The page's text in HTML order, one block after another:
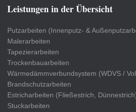
Leistungen in der Übersicht
Putzarbeiten (Innenputz- &
Malerarbeiten
Tapezierarbeiten
Trockenbauarbeiten
Wärmedämmverbundsystem (WDVS /
Brandschutzarbeiten
Estricharbeiten (Fließestrich,
Stuckarbeiten